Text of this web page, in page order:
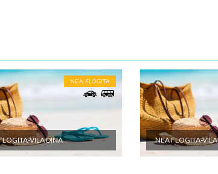
JE UKLJUČENO
aranžmana obuhvata: - Prevoz turističkim autobusom
audio i video opremljenost, klima, wi-fi) ili sopstvenim
destinacije - Smeštaj na bazi izabranog broja noćenja u
studijima/apartmanima; - Usluge predstavnika agencije
NEA FLOGITA
VILA DINA NEA FLOGITA-